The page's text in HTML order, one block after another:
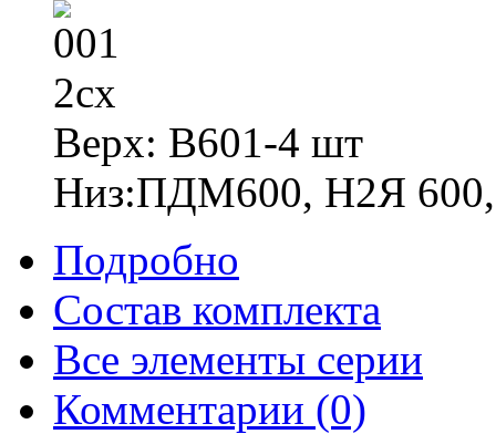
Верх: В601-4 шт
Низ:ПДМ600, Н2Я
Подробно
Состав комплекта
Все элементы серии
Комментарии (0)